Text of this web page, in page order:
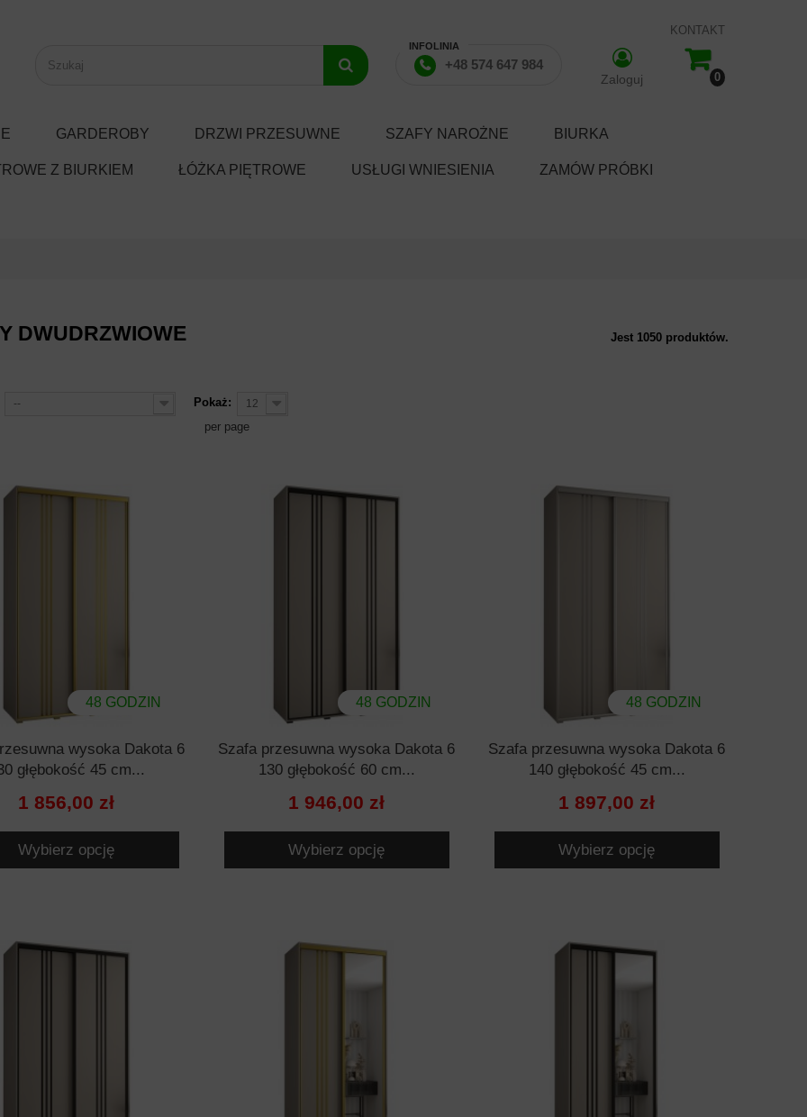
INFOLINIA
+48 574 647 984
Zaloguj 0
KONTAKT
GARDEROBY DRZWI PRZESUWNE SZAFY NAROŻNE BIURKA
Z BIURKIEM ŁÓŻKA PIĘTROWE USŁUGI WNIESIENIA ZAMÓW PRÓBKI
DWUDRZWIOWE Jest 1050 produktów.
-- Pokaż: 12
per page
48 GODZIN
wysoka Dakota 6
głębokość 45 cm...
1 856,00 zł
Wybierz opcję
48 GODZIN
Szafa przesuwna wysoka Dakota 6
130 głębokość 60 cm...
1 946,00 zł
Wybierz opcję
48 GODZIN
Szafa przesuwna wysoka Dakota 6
140 głębokość 45 cm...
1 897,00 zł
Wybierz opcję